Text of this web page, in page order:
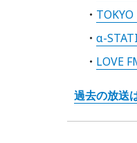
α-
LOVE
過去の放送